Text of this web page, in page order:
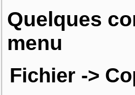
Quelques
menu
Fichier ->